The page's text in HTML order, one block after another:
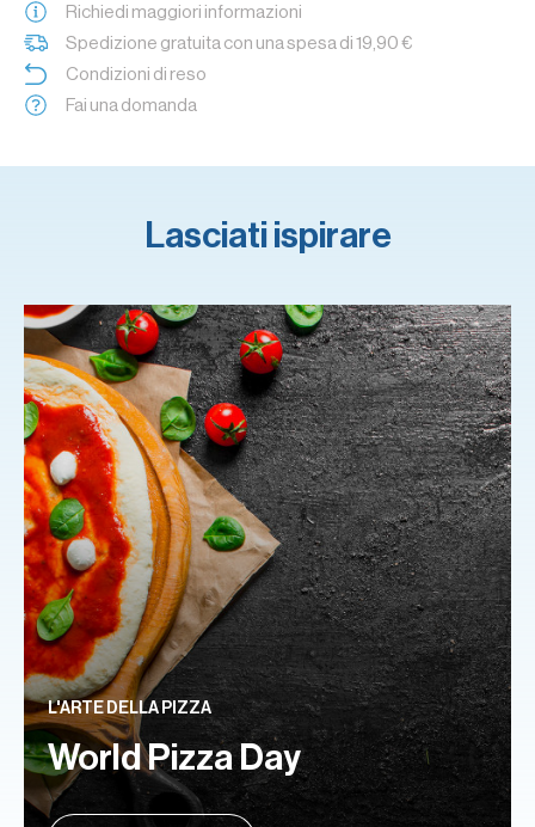
Richiedi maggiori informazioni
Spedizione gratuita con una spesa di 19,90 €
Condizioni di reso
Fai una domanda
Lasciati ispirare
L'ARTE DELLA PIZZA
World Pizza Day